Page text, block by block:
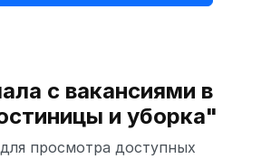
с вакансиями в
и уборка"
просмотра доступных